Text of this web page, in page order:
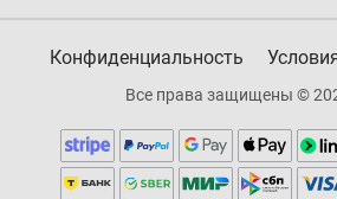
Конфиденциальность
Все права защищены ©